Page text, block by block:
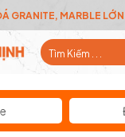
GRANITE, MARBLE LỚN
Tìm
kiếm: